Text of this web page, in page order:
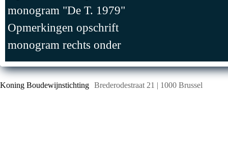
monogram "De T. 1979"
Opmerkingen opschrift
monogram rechts onder
Koning Boudewijnstichting Brederodestraat 21 | 1000 Brussel